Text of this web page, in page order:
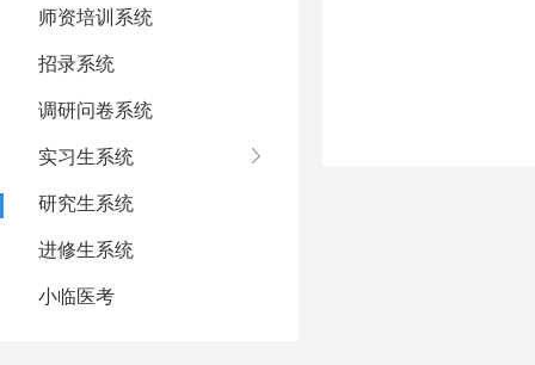
师资培训系统
招录系统
调研问卷系统
实习生系统
研究生系统
进修生系统
小临医考